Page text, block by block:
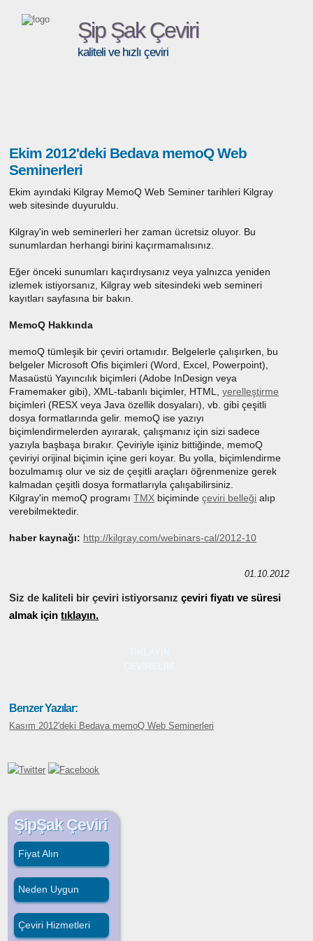
Şip Şak Çeviri
kaliteli ve hızlı çeviri
Ekim 2012'deki Bedava memoQ Web
Seminerleri
Ekim ayındaki Kilgray MemoQ Web Seminer tarihleri Kilgray
web sitesinde duyuruldu.
Kilgray'in web seminerleri her zaman ücretsiz oluyor. Bu
sunumlardan herhangi birini kaçırmamalısınız.
Eğer önceki sunumları kaçırdıysanız veya yalnızca yeniden
izlemek istiyorsanız, Kilgray web sitesindeki web semineri
kayıtları sayfasına bir bakın.
MemoQ Hakkında
memoQ tümleşik bir çeviri ortamıdır. Belgelerle çalışırken, bu
belgeler Microsoft Ofis biçimleri (Word, Excel, Powerpoint),
Masaüstü Yayıncılık biçimleri (Adobe InDesign veya
Framemaker gibi), XML-tabanlı biçimler, HTML,yerelleştirme
biçimleri (RESX veya Java özellik dosyaları), vb. gibi çeşitli
dosya formatlarında gelir. memoQ ise yazıyı
biçimlendirmelerden ayırarak, çalışmanız için sizi sadece
yazıyla başbaşa bırakır. Çeviriyle işiniz bittiğinde, memoQ
çeviriyi orijinal biçimin içine geri koyar. Bu yolla, biçimlendirme
bozulmamış olur ve siz de çeşitli araçları öğrenmenize gerek
kalmadan çeşitli dosya formatlarıyla çalışabilirsiniz.
Kilgray'in memoQ programıTMX biçimindeçeviri belleği alıp
verebilmektedir.
haber kaynağı: http://kilgray.com/webinars-cal/2012-10
01.10.2012
Siz de kaliteli bir çeviri istiyorsanız çeviri fiyatı ve süresi
almak içintıklayın.
Benzer Yazılar:
Kasım 2012'deki Bedava memoQ Web Seminerleri
ŞipŞak Çeviri
Fiyat Alın
Neden Uygun
Çeviri Hizmetleri